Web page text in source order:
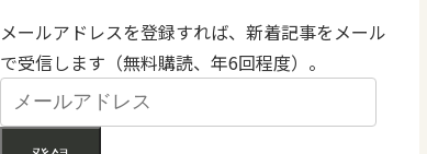
メールアドレスを登録すれば、新着記事をメール
で受信します（無料購読、年6回程度）。